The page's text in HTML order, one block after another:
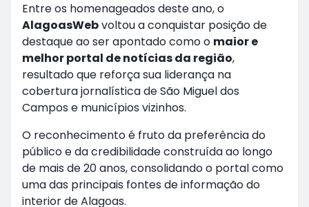
Entre os homenageados deste ano, o
AlagoasWebvoltou a conquistar posição de
destaque ao ser apontado como o maior e
melhor portal de notícias da região,
resultado que reforça sua liderança na
cobertura jornalística de São Miguel dos
Campos e municípios vizinhos.
O reconhecimento é fruto da preferência do
público e da credibilidade construída ao longo
de mais de 20 anos, consolidando o portal como
uma das principais fontes de informação do
interior de Alagoas.